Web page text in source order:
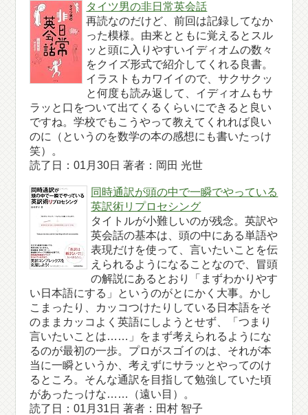
タイツ男の非日常英会話
再読なのだけど、前回は記録してなか
った模様。由来とともに覚えるとスル
ッと頭に入りやすいイディオムの数々
をクイズ形式で紹介してくれる良書。
イラストもカワイイので、サクサクッ
と何度も読み返して、イディオムもサ
ラッと口をついて出てくるくらいにできると良い
ですね。学校でもこうやって教えてくれれば良い
のに（というのを数学の本の感想にも書いたっけ
笑）。
読了日：01月30日 著者：岡田 光世
同時通訳が頭の中で一瞬でやっている
英訳術リプロセシング
タイトルが小難しいのが残念。英訳や
英会話の基本は、頭の中にある単語や
表現だけを使って、言いたいことを伝
えられるようになることなので、冒頭
の解説にあるとおり「まずわかりやす
い日本語にする」というのがとにかく大事。かし
こまったり、カッコつけたりしている日本語をそ
のままカッコよく英語にしようとせず、「つまり
言いたいことは……」をまず考えられるようにな
るのが最初の一歩。プロがスゴイのは、それが本
当に一瞬というか、考えずにサラッとやってのけ
るところ。そんな通訳を目指して勉強していた頃
があったっけな……（遠い目）。
読了日：01月31日 著者：田村 智子